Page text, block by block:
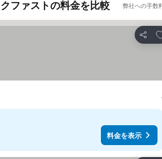
ファストの料金を比較 弊社への手数
シェア
料金を表示